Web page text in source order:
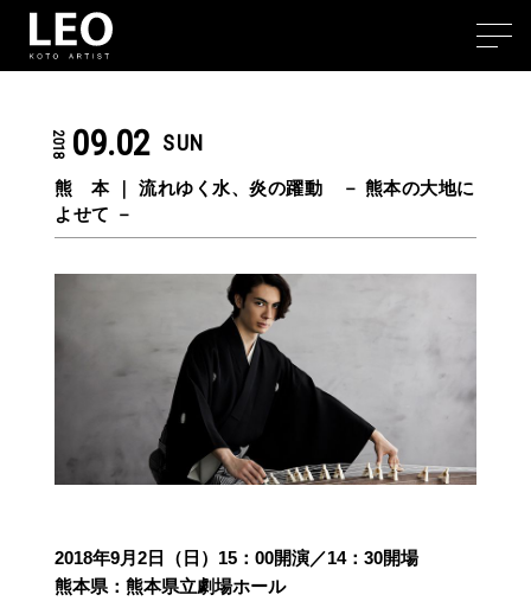
2018 09.02 SUN
熊 本 ｜流れゆく水、炎の躍動 － 熊本の大地に
よせて －
2018年9月2日（日）15：00開演／14：30開場
熊本県：熊本県立劇場ホール